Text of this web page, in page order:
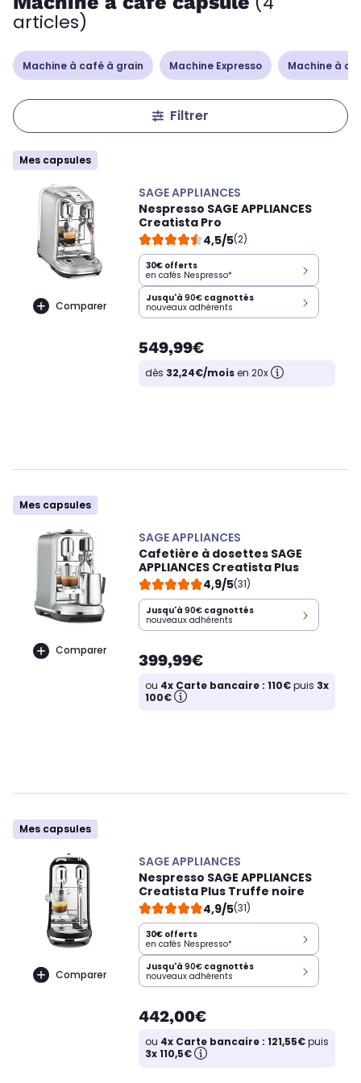
articles)
Machine à café à grain Machine Expresso Machine à
Filtrer
Mes capsules
Comparer
SAGE APPLIANCES
Nespresso SAGE APPLIANCES
Creatista Pro
4,5/5(2)
30€ offerts
en cafés Nespresso*
Jusqu'à 90€ cagnottés
nouveaux adhérents
549,99€
dès 32,24€/moisen 20x
Mes capsules
Comparer
SAGE APPLIANCES
Cafetière à dosettes SAGE
APPLIANCES Creatista Plus
4,9/5(31)
Jusqu'à 90€ cagnottés
nouveaux adhérents
399,99€
ou 4x Carte bancaire : 110€puis 3x
100€
Mes capsules
Comparer
SAGE APPLIANCES
Nespresso SAGE APPLIANCES
Creatista Plus Truffe noire
4,9/5(31)
30€ offerts
en cafés Nespresso*
Jusqu'à 90€ cagnottés
nouveaux adhérents
442,00€
ou 4x Carte bancaire : 121,55€puis
3x 110,5€